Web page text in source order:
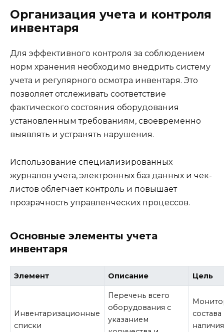
Организация учета и контроля
инвентаря
Для эффективного контроля за соблюдением
норм хранения необходимо внедрить систему
учета и регулярного осмотра инвентаря. Это
позволяет отслеживать соответствие
фактического состояния оборудования
установленным требованиям, своевременно
выявлять и устранять нарушения.
Использование специализированных
журналов учета, электронных баз данных и чек-
листов облегчает контроль и повышает
прозрачность управленческих процессов.
Основные элементы учета
инвентаря
Элемент Описание Цель
Инвентаризационные
списки
Перечень всего
оборудования с
указанием
состава
наличия